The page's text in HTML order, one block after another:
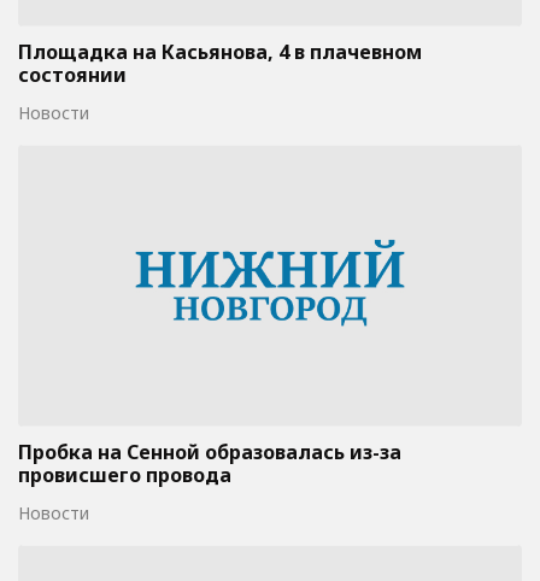
Площадка на Касьянова, 4 в плачевном
состоянии
Новости
Пробка на Сенной образовалась из-за
провисшего провода
Новости